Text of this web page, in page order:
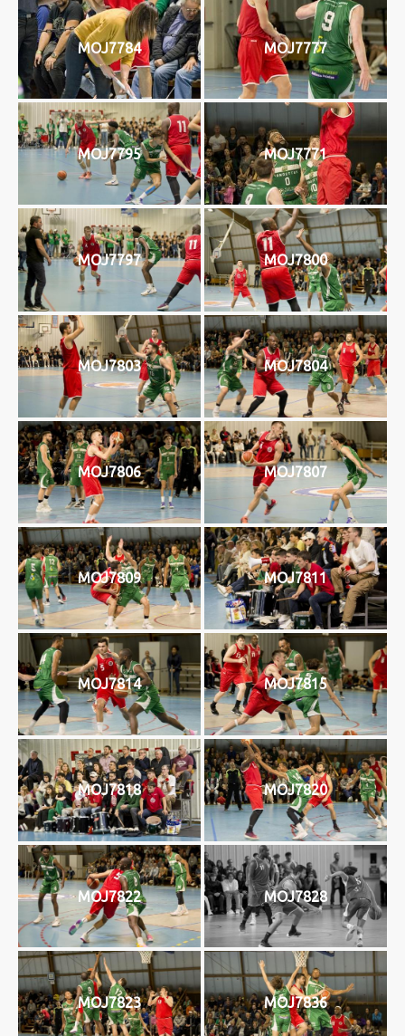
MOJ7784 MOJ7777
MOJ7795 MOJ7771
MOJ7797 MOJ7800
MOJ7803 MOJ7804
MOJ7806 MOJ7807
MOJ7809 MOJ7811
MOJ7814 MOJ7815
MOJ7818 MOJ7820
MOJ7822 MOJ7828
MOJ7823 MOJ7836